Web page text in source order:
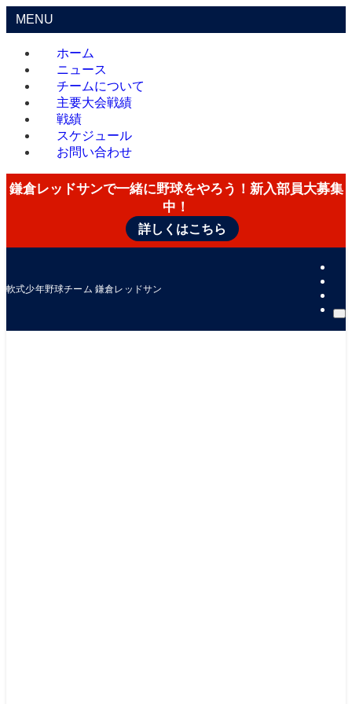
MENU
ホーム
ニュース
チームについて
主要大会戦績
戦績
スケジュール
お問い合わせ
鎌倉レッドサンで一緒に野球をやろう！新入部員大募集
中！
詳しくはこちら
軟式少年野球チーム 鎌倉レッドサン